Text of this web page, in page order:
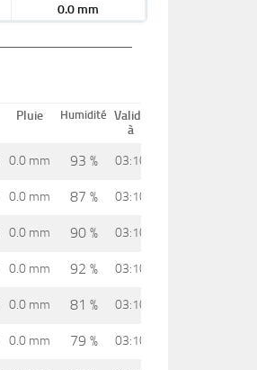
0.0 mm
Pluie Humidité Valide
à
0.0 mm 93 % 03:10
0.0 mm 87 % 03:10
0.0 mm 90 % 03:10
0.0 mm 92 % 03:10
0.0 mm 81 % 03:10
0.0 mm 79 % 03:10